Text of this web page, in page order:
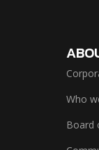
Who
Board